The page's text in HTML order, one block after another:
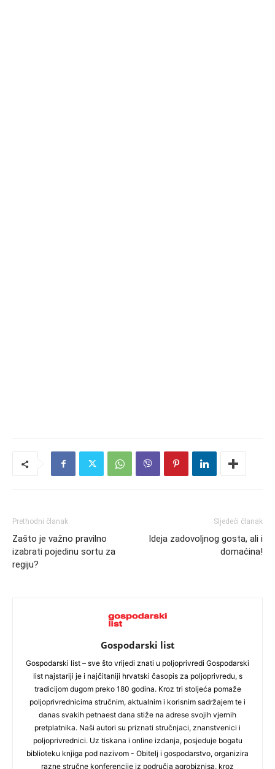
Prethodni članak
Zašto je važno pravilno
izabrati pojedinu sortu za
regiju?
Sljedeći članak
Ideja zadovoljnog gosta, ali i
domaćina!
Gospodarski list
Gospodarski list – sve što vrijedi znati u poljoprivredi Gospodarski
list najstariji je i najčitaniji hrvatski časopis za poljoprivredu, s
tradicijom dugom preko 180 godina. Kroz tri stoljeća pomaže
poljoprivrednicima stručnim, aktualnim i korisnim sadržajem te i
danas svakih petnaest dana stiže na adrese svojih vjernih
pretplatnika. Naši autori su priznati stručnjaci, znanstvenici i
poljoprivrednici. Uz tiskana i online izdanja, posjeduje bogatu
biblioteku knjiga pod nazivom - Obitelj i gospodarstvo, organizira
razne stručne konferencije iz područja agrobiznisa, kroz